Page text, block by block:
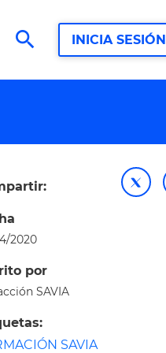
search INICIA SESIÓN
2020
por
SAVIA
SAVIA